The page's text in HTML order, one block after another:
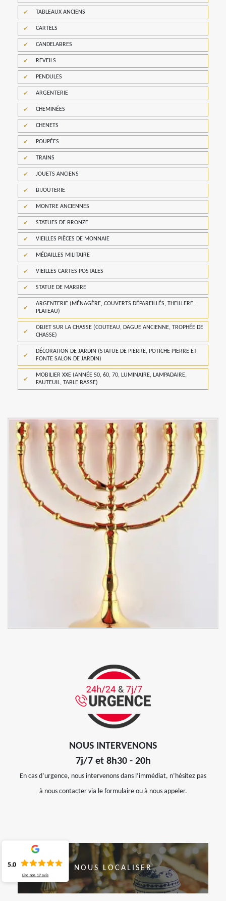
TABLEAUX ANCIENS
CARTELS
CANDELABRES
REVEILS
PENDULES
ARGENTERIE
CHEMINÉES
CHENETS
POUPÉES
TRAINS
JOUETS ANCIENS
BIJOUTERIE
MONTRE ANCIENNES
STATUES DE BRONZE
VIEILLES PIÈCES DE MONNAIE
MÉDAILLES MILITAIRE
VIEILLES CARTES POSTALES
STATUE DE MARBRE
ARGENTERIE (MÉNAGÈRE, COUVERTS DÉPAREILLÉS, THEILLERE,
PLATEAU)
OBJET SUR LA CHASSE (COUTEAU, DAGUE ANCIENNE, TROPHÉE DE
CHASSE)
DÉCORATION DE JARDIN (STATUE DE PIERRE, POTICHE PIERRE ET
FONTE SALON DE JARDIN)
MOBILIER XXE (ANNÉE 50, 60, 70, LUMINAIRE, LAMPADAIRE,
FAUTEUIL, TABLE BASSE)
NOUS INTERVENONS
7j/7 et 8h30 - 20h
En cas d’urgence, nous intervenons dans l’immédiat, n’hésitez pas
à nous contacter via le formulaire ou à nous appeler.
NOUS LOCALISER
5.0
Lire nos 17 avis